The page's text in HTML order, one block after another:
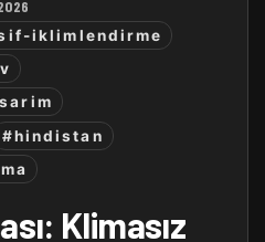
iklimlendirme
#hindistan
Klimasız